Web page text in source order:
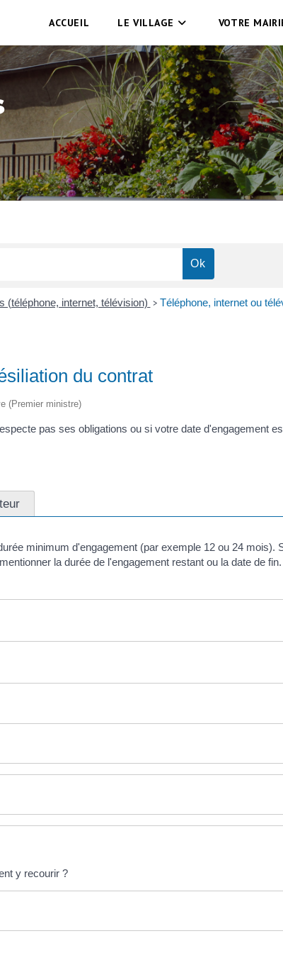
ACCUEIL LE VILLAGE VOTRE
(téléphone, internet, télévision) > Téléphone, internet ou
du contrat
(Premier ministre)
pas ses obligations ou si votre date d'engagement
minimum d'engagement (par exemple 12 ou 24 mois).
la durée de l'engagement restant ou la date de fin.
y recourir ?